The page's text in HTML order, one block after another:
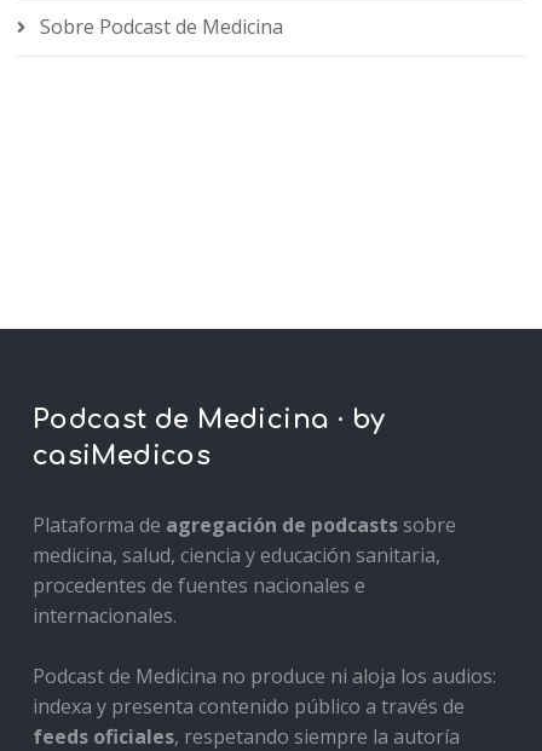
Sobre Podcast de Medicina
Podcast de Medicina · by
casiMedicos
Plataforma de agregación de podcastssobre
medicina, salud, ciencia y educación sanitaria,
procedentes de fuentes nacionales e
internacionales.
Podcast de Medicina no produce ni aloja los audios:
indexa y presenta contenido público a través de
feeds oficiales, respetando siempre la autoría